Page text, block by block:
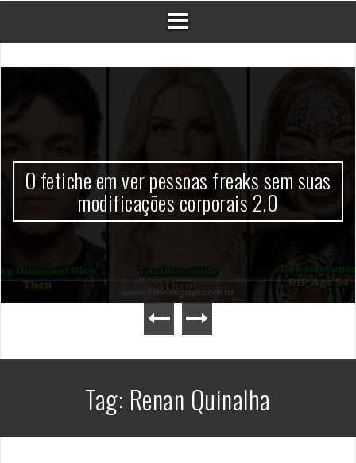
O fetiche em ver pessoas freaks sem suas
modificações corporais 2.0
Tag: Renan Quinalha